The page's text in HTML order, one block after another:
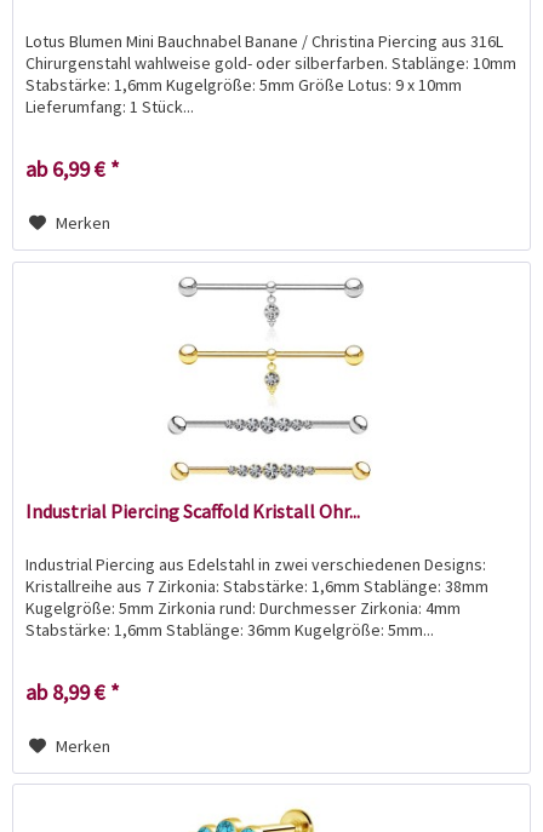
Lotus Blumen Mini Bauchnabel Banane / Christina Piercing aus 316L
Chirurgenstahl wahlweise gold- oder silberfarben. Stablänge: 10mm
Stabstärke: 1,6mm Kugelgröße: 5mm Größe Lotus: 9 x 10mm
Lieferumfang: 1 Stück...
ab 6,99 € *
Merken
Industrial Piercing Scaffold Kristall Ohr...
Industrial Piercing aus Edelstahl in zwei verschiedenen Designs:
Kristallreihe aus 7 Zirkonia: Stabstärke: 1,6mm Stablänge: 38mm
Kugelgröße: 5mm Zirkonia rund: Durchmesser Zirkonia: 4mm
Stabstärke: 1,6mm Stablänge: 36mm Kugelgröße: 5mm...
ab 8,99 € *
Merken